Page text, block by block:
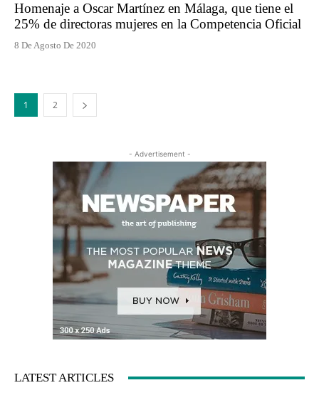
Homenaje a Oscar Martínez en Málaga, que tiene el
25% de directoras mujeres en la Competencia Oficial
8 De Agosto De 2020
1 2
- Advertisement -
LATEST ARTICLES